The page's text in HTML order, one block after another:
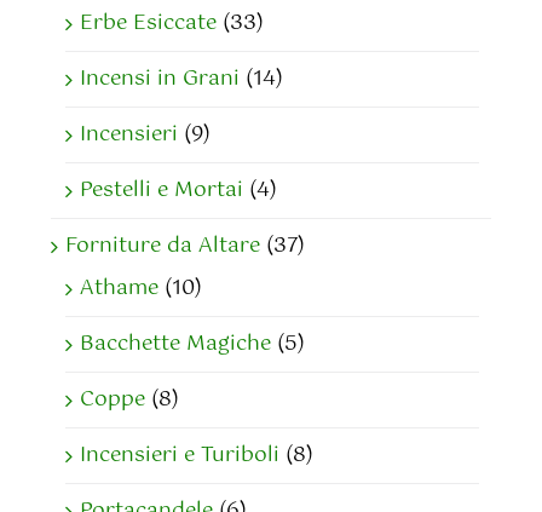
Erbe Esiccate (33)
Incensi in Grani (14)
Incensieri (9)
Pestelli e Mortai (4)
Forniture da Altare (37)
Athame (10)
Bacchette Magiche (5)
Coppe (8)
Incensieri e Turiboli (8)